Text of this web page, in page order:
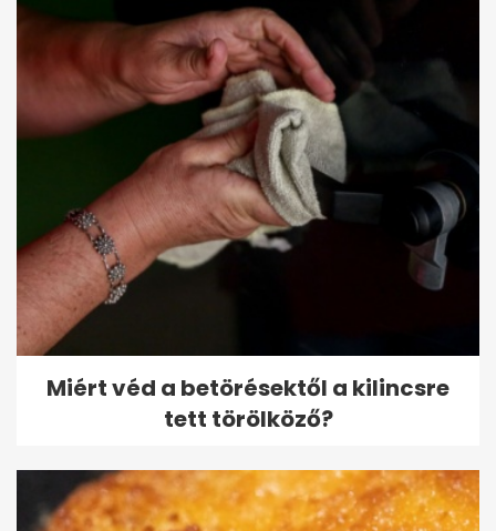
Miért véd a betörésektől a kilincsre
tett törölköző?